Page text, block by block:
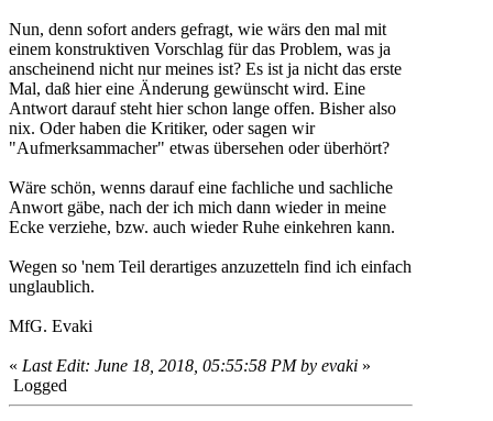
Nun, denn sofort anders gefragt, wie wärs den mal mit
einem konstruktiven Vorschlag für das Problem, was ja
anscheinend nicht nur meines ist? Es ist ja nicht das erste
Mal, daß hier eine Änderung gewünscht wird. Eine
Antwort darauf steht hier schon lange offen. Bisher also
nix. Oder haben die Kritiker, oder sagen wir
"Aufmerksammacher" etwas übersehen oder überhört?
Wäre schön, wenns darauf eine fachliche und sachliche
Anwort gäbe, nach der ich mich dann wieder in meine
Ecke verziehe, bzw. auch wieder Ruhe einkehren kann.
Wegen so 'nem Teil derartiges anzuzetteln find ich einfach
unglaublich.
MfG. Evaki
« Last Edit: June 18, 2018, 05:55:58 PM by evaki »
Logged